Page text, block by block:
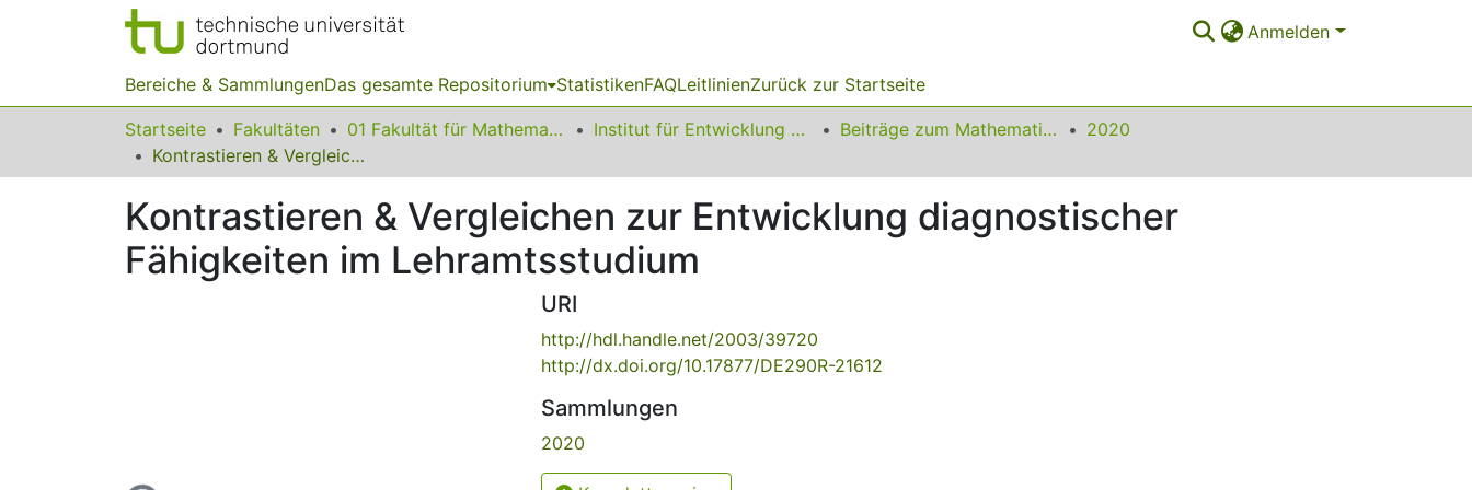
Anmelden
Bereiche & SammlungenDas gesamte Repositorium StatistikenFAQLeitlinienZurück zur Startseite
Startseite Fakultäten 01 Fakultät für Mathematik Institut für Entwicklung und Erforschung des Mathematikunterrichts Beiträge zum Mathematikunterricht
2020
Kontrastieren & Vergleichen zur Entwicklung diagnostischer Fähigkeiten im Lehramtsstudium
Kontrastieren & Vergleichen zur Entwicklung diagnostischer
Fähigkeiten im Lehramtsstudium
URI
http://hdl.handle.net/2003/39720
http://dx.doi.org/10.17877/DE290R-21612
Sammlungen
2020